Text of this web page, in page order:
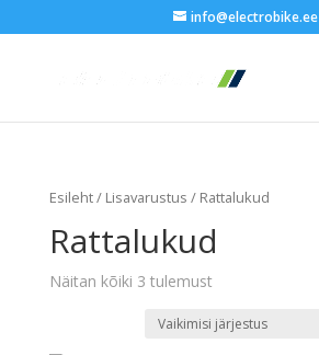
info@electrobike.ee
Esileht/ Lisavarustus / Rattalukud
Rattalukud
Näitan kõiki 3 tulemust